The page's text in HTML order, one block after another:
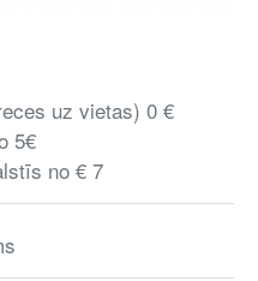
uz vietas) 0 €
5€
no € 7